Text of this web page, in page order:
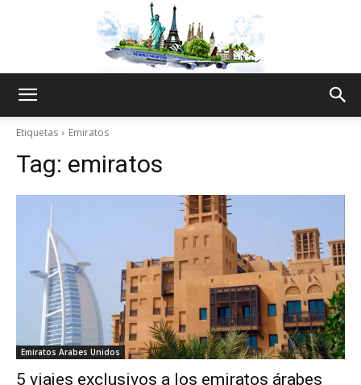
Thru
My
Etiquetas Emiratos
Tag: emiratos
Emiratos Arabes Unidos
5 viajes exclusivos a los emiratos árabes